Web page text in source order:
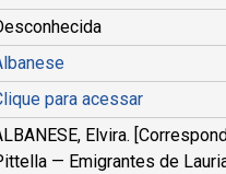
para acessar
Elvira.
— Emigrantes de